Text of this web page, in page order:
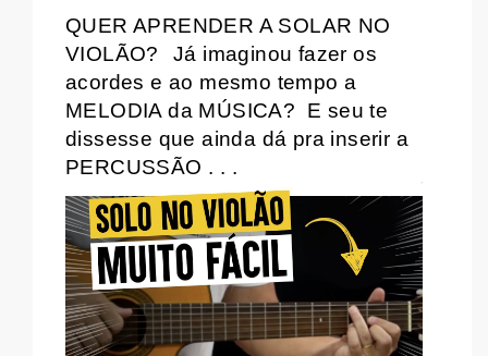
QUER APRENDER A SOLAR NO
VIOLÃO?
Já imaginou fazer os
acordes e ao mesmo tempo a
MELODIA da MÚSICA? E seu te
dissesse que ainda dá pra inserir a
PERCUSSÃO . . .